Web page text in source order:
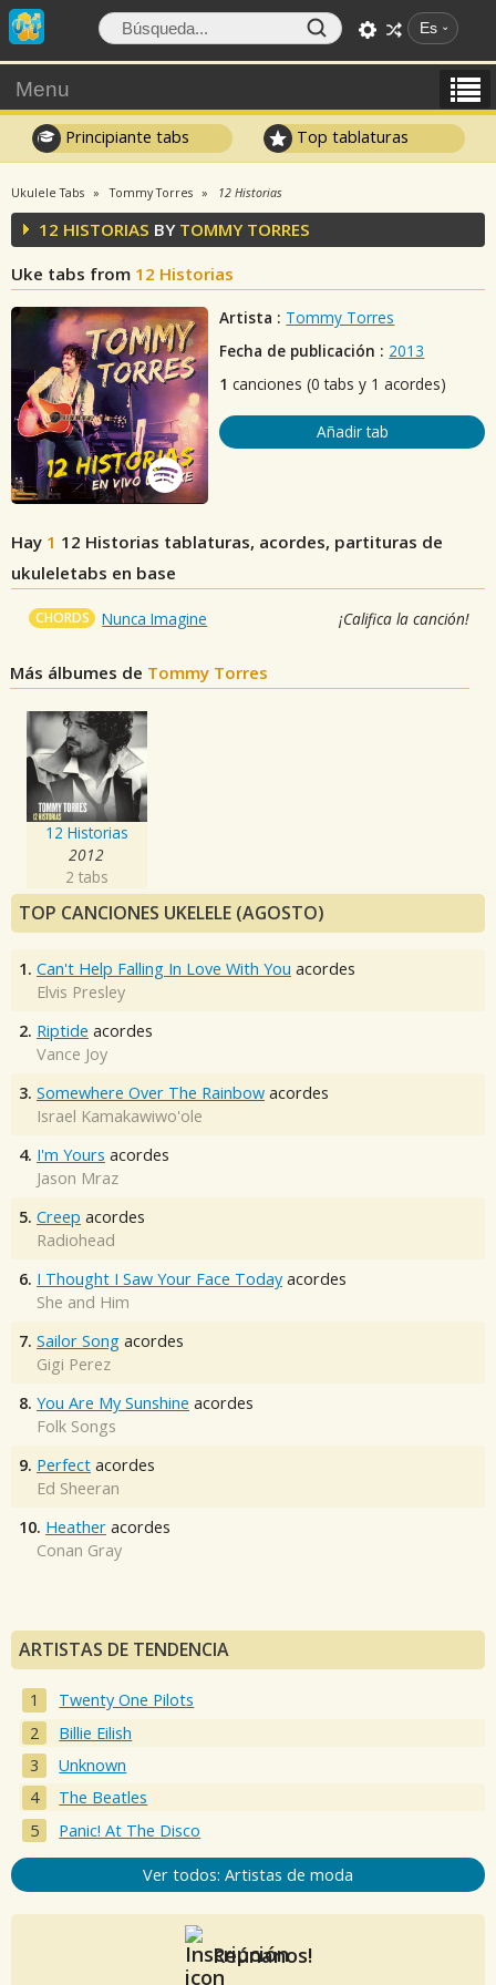
Es
Menu
Principiante tabs Top tablaturas
Ukulele Tabs Tommy Torres 12 Historias
12 HISTORIAS BY TOMMY TORRES
Uke tabs from 12 Historias
Artista : Tommy Torres
Fecha de publicación : 2013
1 canciones (0 tabs y 1 acordes)
Añadir tab
Hay 1 12 Historias tablaturas, acordes, partituras de
ukuleletabs en base
CHORDS Nunca Imagine ¡Califica la canción!
Más álbumes de Tommy Torres
12 Historias
2012
2 tabs
TOP CANCIONES UKELELE (AGOSTO)
1. Can't Help Falling In Love With You acordes
Elvis Presley
2. Riptide acordes
Vance Joy
3. Somewhere Over The Rainbow acordes
Israel Kamakawiwo'ole
4. I'm Yours acordes
Jason Mraz
5. Creep acordes
Radiohead
6. I Thought I Saw Your Face Today acordes
She and Him
7. Sailor Song acordes
Gigi Perez
8. You Are My Sunshine acordes
Folk Songs
9. Perfect acordes
Ed Sheeran
10. Heather acordes
Conan Gray
ARTISTAS DE TENDENCIA
Twenty One Pilots
Billie Eilish
Unknown
The Beatles
Panic! At The Disco
Ver todos: Artistas de moda
Reúnanos!